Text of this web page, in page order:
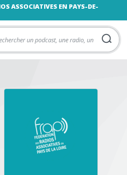
ASSOCIATIVES EN PAYS-DE-